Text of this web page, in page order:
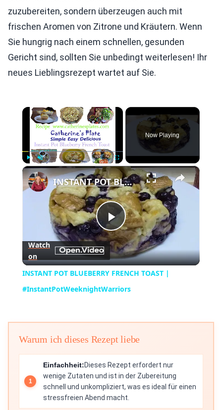
zuzubereiten, sondern überzeugen auch mit
frischen Aromen von Zitrone und Kräutern. Wenn
Sie hungrig nach einem schnellen, gesunden
Gericht sind, sollten Sie unbedingt weiterlesen! Ihr
neues Lieblingsrezept wartet auf Sie.
×
Play Unmute Fullscreen
Now Playing
×
Play
Video
INSTANT POT BLUEBERRY FRENCH TOAST | #InstantPotWeeknightWarriors
Watch
on
INSTANT POT BLUEBERRY FRENCH TOAST |
#InstantPotWeeknightWarriors
Warum ich dieses Rezept liebe
Einfachheit:Dieses Rezept erfordert nur
wenige Zutaten und ist in der Zubereitung
schnell und unkompliziert, was es ideal für einen
stressfreien Abend macht.